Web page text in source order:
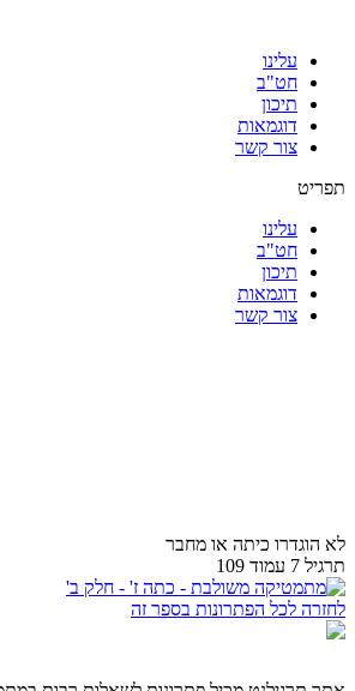
עלינו
חט"ב
תיכון
דוגמאות
צור קשר
תפריט
עלינו
חט"ב
תיכון
דוגמאות
צור קשר
לא הוגדרו כיתה או מחבר
תרגיל 7 עמוד 109
לחזרה לכל הפתרונות בספר זה